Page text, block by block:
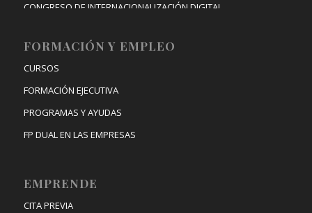
CONGRESO DE INTERNACIONALIZACIÓN DIGITAL
FORMACIÓN Y EMPLEO
CURSOS
FORMACIÓN EJECUTIVA
PROGRAMAS Y AYUDAS
FP DUAL EN LAS EMPRESAS
EMPRENDE
CITA PREVIA